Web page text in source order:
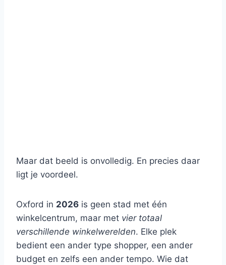
Maar dat beeld is onvolledig. En precies daar
ligt je voordeel.
Oxford in 2026 is geen stad met één
winkelcentrum, maar met vier totaal
verschillende winkelwerelden. Elke plek
bedient een ander type shopper, een ander
budget en zelfs een ander tempo. Wie dat